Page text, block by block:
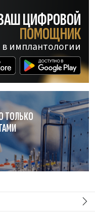
ЦИФРОВОЙ
ПОМОЩНИК
в имплантологии
ТОЛЬКО